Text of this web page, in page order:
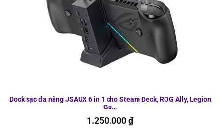
Dock sạc đa năng JSAUX 6 in 1 cho Steam Deck, ROG Ally, Legion
Go…
1.250.000 ₫